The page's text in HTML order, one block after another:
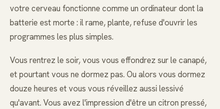
votre cerveau fonctionne comme un ordinateur dont la
batterie est morte : il rame, plante, refuse d'ouvrir les
programmes les plus simples.
Vous rentrez le soir, vous vous effondrez sur le canapé,
et pourtant vous ne dormez pas. Ou alors vous dormez
douze heures et vous vous réveillez aussi lessivé
qu'avant. Vous avez l'impression d'être un citron pressé,